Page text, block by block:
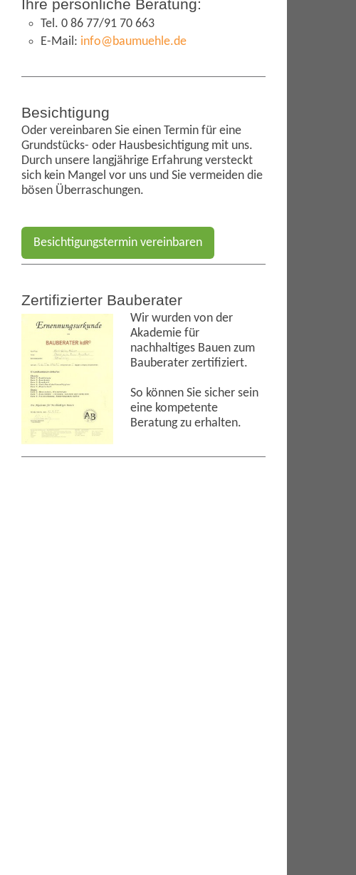
Ihre persönliche Beratung:
Tel. 0 86 77/91 70 663
E-Mail: info@baumuehle.de
Besichtigung
Oder vereinbaren Sie einen Termin für eine
Grundstücks- oder Hausbesichtigung mit uns.
Durch unsere langjährige Erfahrung versteckt
sich kein Mangel vor uns und Sie vermeiden die
bösen Überraschungen.
Besichtigungstermin vereinbaren
Zertifizierter Bauberater
Wir wurden von der
Akademie für
nachhaltiges Bauen zum
Bauberater zertifiziert.
So können Sie sicher sein
eine kompetente
Beratung zu erhalten.